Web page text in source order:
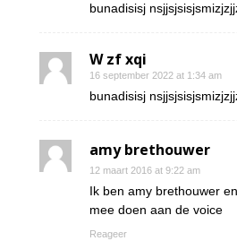
bunadisisj
W zf xqi
16 september 2022 at 1:34 am
bunadisisj
amy brethouwer
12 maart 2016 at 9:22 am
Ik ben amy brethouwer
mee doen aan de voice
Reageer